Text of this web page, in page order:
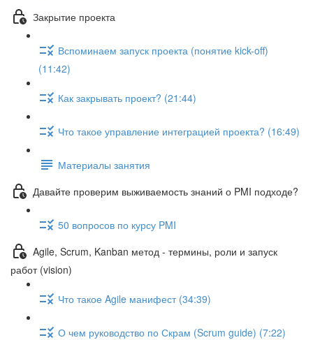
Закрытие проекта
Вспоминаем запуск проекта (понятие kick-off)
(11:42)
Как закрывать проект? (21:44)
Что такое управление интеграцией проекта? (16:49)
Материалы занятия
Давайте проверим выживаемость знаний о PMI подходе?
50 вопросов по курсу PMI
Agile, Scrum, Kanban метод - термины, роли и запуск
работ (vision)
Что такое Agile манифест (34:39)
О чем руководство по Скрам (Scrum guide) (7:22)